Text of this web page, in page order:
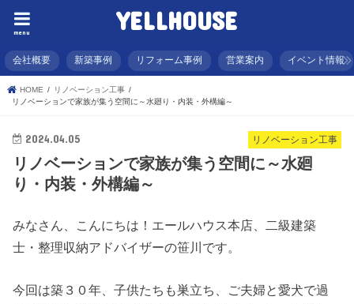
YELLHOUSE
menu
会社概要 新築事例 リフォーム事例 営業案内 イベント情報
HOME
リノベーション工事
リノベーションで家族が集う空間に～水廻り・内装・外構編～
リノベーション工事
2024.04.05
リノベーションで家族が集う空間に～水廻
り・内装・外構編～
みなさん、こんにちは！エールハウス本店、二級建築
士・整理収納アドバイザーの笹川です。
今回は築３０年、子供たちも巣立ち、ご夫婦と愛犬で過